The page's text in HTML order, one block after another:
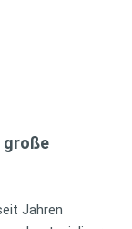
große
Jahren